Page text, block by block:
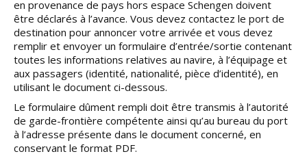
en provenance de pays hors espace Schengen doivent
être déclarés à l’avance. Vous devez contactez le port de
destination pour annoncer votre arrivée et vous devez
remplir et envoyer un formulaire d’entrée/sortie contenant
toutes les informations relatives au navire, à l’équipage et
aux passagers (identité, nationalité, pièce d’identité), en
utilisant le document ci-dessous.
Le formulaire dûment rempli doit être transmis à l’autorité
de garde-frontière compétente ainsi qu’au bureau du port
à l’adresse présente dans le document concerné, en
conservant le format PDF.